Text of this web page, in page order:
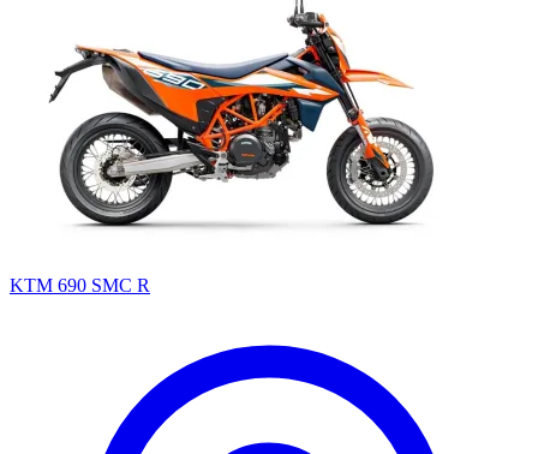
KTM 690 SMC R